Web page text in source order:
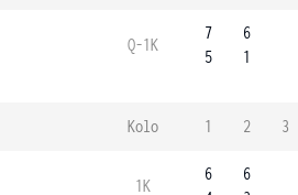
Q-1K
7
5
6
1
Kolo 1 2 3
1K
6
6